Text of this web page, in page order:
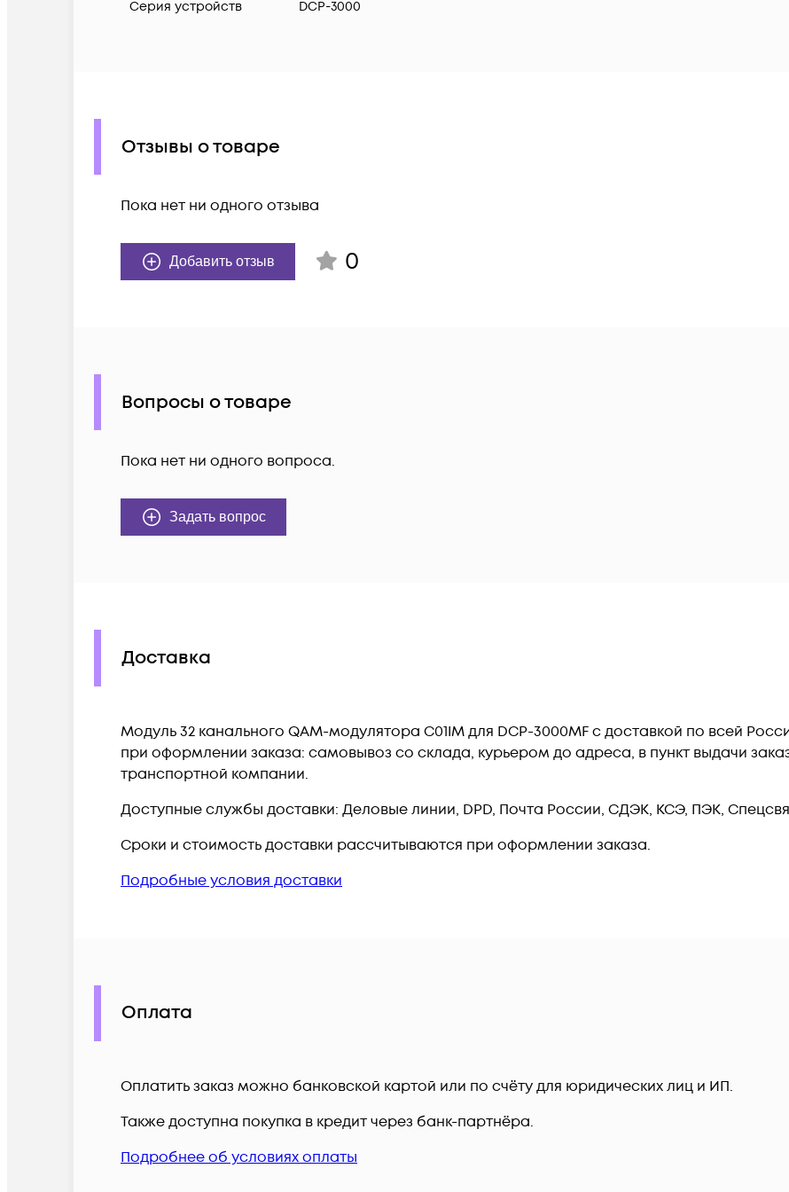
Серия устройств DCP-3000
Отзывы о товаре
Пока нет ни одного отзыва
Добавить отзыв 0
Вопросы о товаре
Пока нет ни одного вопроса.
Задать вопрос
Доставка
Модуль 32 канального QAM-модулятора C01IM для DCP-3000MF c доставкой по всей
при оформлении заказа: самовывоз со склада, курьером до адреса, в пункт выдачи
транспортной компании.
Доступные службы доставки: Деловые линии, DPD, Почта России, СДЭК, КСЭ, ПЭК,
Сроки и стоимость доставки рассчитываются при оформлении заказа.
Подробные условия доставки
Оплата
Оплатить заказ можно банковской картой или по счёту для юридических лиц и ИП.
Также доступна покупка в кредит через банк-партнёра.
Подробнее об условиях оплаты